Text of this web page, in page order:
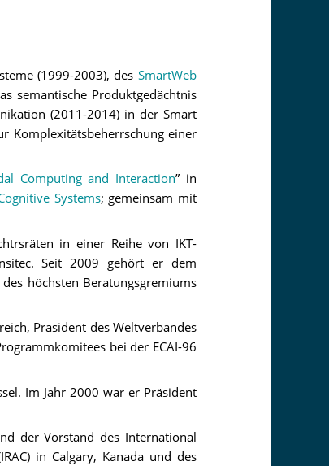
(1999-2003), des SmartWeb
semantische Produktgedächtnis
(2011-2014) in der Smart
Komplexitätsbeherrschung einer
Computing and Interaction” in
Systems; gemeinsam mit
in einer Reihe von IKT-
Seit 2009 gehört er dem
höchsten Beratungsgremiums
Präsident des Weltverbandes
bei der ECAI-96
Im Jahr 2000 war er Präsident
der Vorstand des International
in Calgary, Kanada und des